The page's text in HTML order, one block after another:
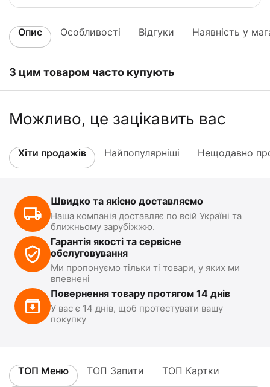
Опис Особливості Відгуки Наявність у
З цим товаром часто купують
Можливо, це зацікавить вас
Хіти продажів Найпопулярніші Нещодавно
Швидко та якісно доставляємо
Наша компанія доставляє по всій Україні та
ближньому зарубіжжю.
Гарантія якості та сервісне
обслуговування
Ми пропонуємо тільки ті товари, у яких ми
впевнені
Повернення товару протягом 14 днів
У вас є 14 днів, щоб протестувати вашу
покупку
ТОП Меню ТОП Запити ТОП Картки